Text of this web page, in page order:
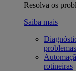
Resolva os
Saiba mais
problemas
rotineiras